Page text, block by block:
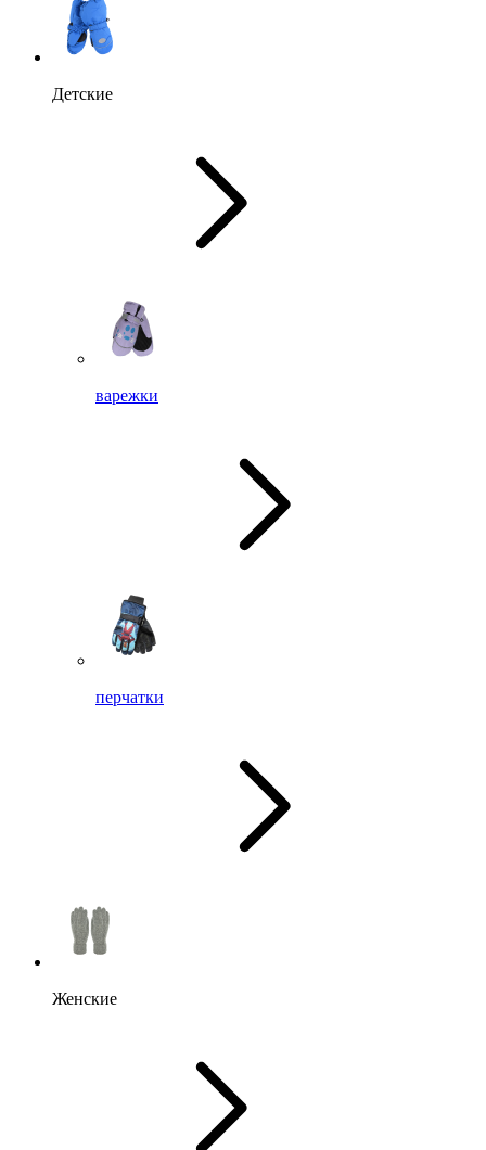
Детские
варежки
перчатки
Женские